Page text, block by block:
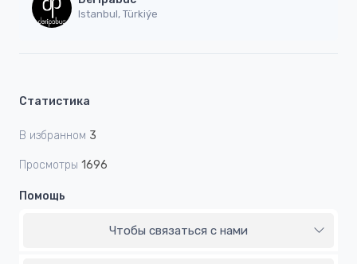
Istanbul, Türkiýe
Статистика
В избранном 3
Просмотры 1696
Помощь
Чтобы связаться с нами